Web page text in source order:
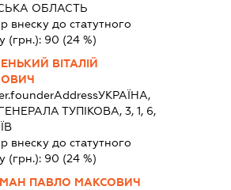
ОБЛАСТЬ
внеску до статутного
(грн.): 90 (24 %)
ВІТАЛІЙ
УКРАЇНА,
ТУПІКОВА, 3, 1, 6,
внеску до статутного
(грн.): 90 (24 %)
ПАВЛО МАКСОВИЧ